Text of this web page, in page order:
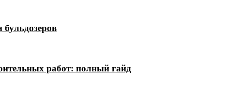
работ: полный гайд